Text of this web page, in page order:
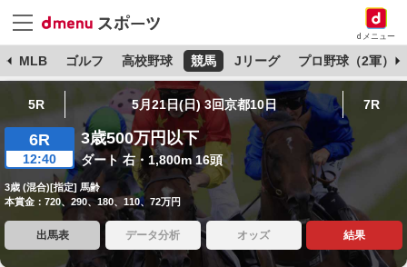
dメニュー
MLB ゴルフ 高校野球 競馬 Jリーグ プロ野球（2軍）
5R 5月21日(日) 3回京都10日 7R
6R
12:40
3歳500万円以下
ダート 右・1,800m 16頭
3歳 (混合)[指定] 馬齢
本賞金：720、290、180、110、72万円
出馬表 データ分析 オッズ 結果